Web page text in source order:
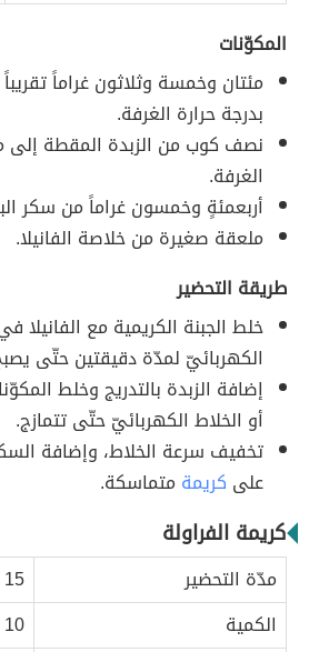
المكوّنات
مئتان وخمسة وثلاثون غراماً
بدرجة حرارة الغرفة.
نصف كوب من الزبدة المقطة إلى
الغرفة.
أربعمئةٍ وخمسون غراماً من سكر
ملعقة صغيرة من خلاصة الفانيلا.
طريقة التحضير
خلط الجبنة الكريمية مع الفانيلا
الكهربائيّ لمدّة دقيقتين حتّى
إضافة الزبدة بالتدريج وخلط
أو الخلاط الكهربائيّ حتّى تتمازج.
تخفيف سرعة الخلاط، وإضافة
على كريمة متماسكة.
كريمة الفراولة
مدّة التحضير
15 دقيقة
الكمية
10 أشخاص